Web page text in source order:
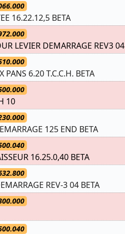
16.22.12,5 BETA
LEVIER DEMARRAGE REV3 04
PANS 6.20 T.C.C.H. BETA
10
125 END BETA
16.25.0,40 BETA
REV-3 04 BETA